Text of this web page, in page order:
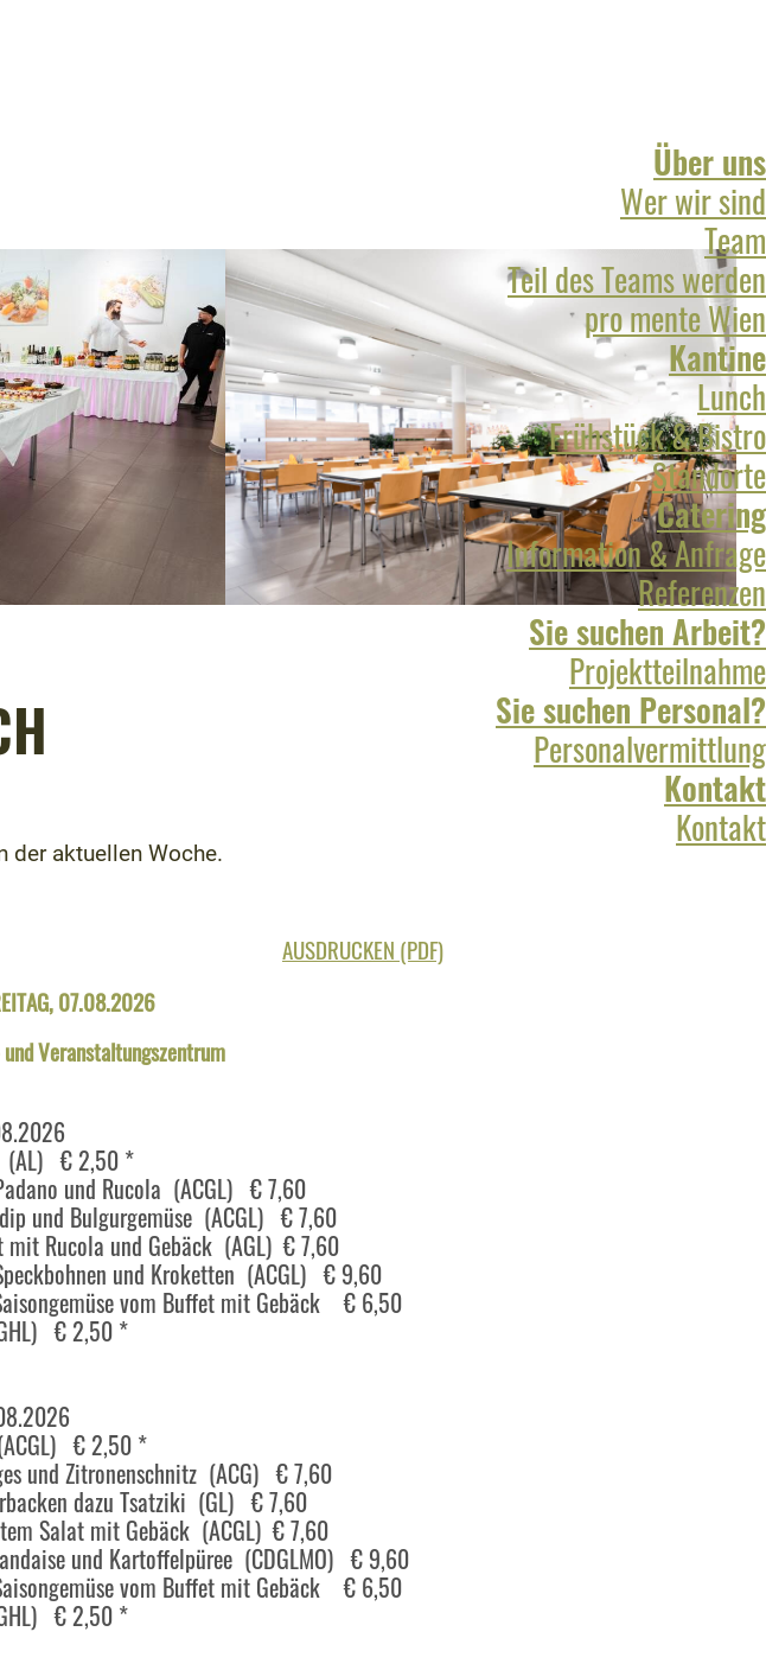
Über uns
Wer wir sind
Team
Teil des Teams werden
pro mente Wien
Kantine
Lunch
Frühstück & Bistro
Standorte
Catering
Information & Anfrage
Referenzen
Sie suchen Arbeit?
Projektteilnahme
Sie suchen Personal?
Personalvermittlung
Kontakt
Kontakt
der aktuellen Woche.
AUSDRUCKEN (PDF)
07.08.2026
Veranstaltungszentrum
(AL) € 2,50 *
und Rucola (ACGL) € 7,60
und Bulgurgemüse (ACGL) € 7,60
Rucola und Gebäck (AGL) € 7,60
und Kroketten (ACGL) € 9,60
vom Buffet mit Gebäck € 6,50
€ 2,50 *
€ 2,50 *
und Zitronenschnitz (ACG) € 7,60
dazu Tsatziki (GL) € 7,60
Salat mit Gebäck (ACGL) € 7,60
und Kartoffelpüree (CDGLMO) € 9,60
vom Buffet mit Gebäck € 6,50
€ 2,50 *